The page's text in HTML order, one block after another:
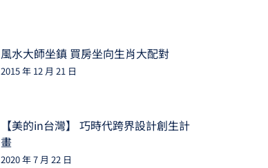
風水大師坐鎮 買房坐向生肖大配對
2015 年 12 月 21 日
【美的in台灣】 巧時代跨界設計創生計
畫
2020 年 7 月 22 日